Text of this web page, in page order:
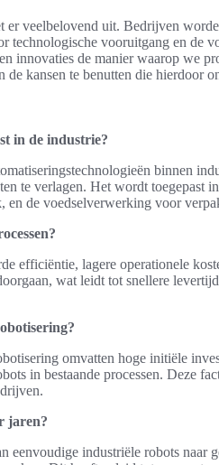
veelbelovend uit. Bedrijven
technologische vooruitgang en de
innovaties de manier waarop we
kansen te benutten die hierdoor
in de industrie?
binnen
te verlagen. Het wordt toegepast
de voedselverwerking voor
efficiëntie, lagere operationele
wat leidt tot snellere
omvatten hoge initiële
in bestaande processen. Deze
jaren?
eenvoudige industriële robots naar